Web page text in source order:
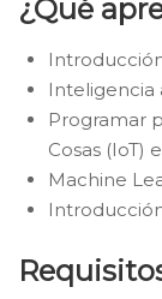
¿Qué
Inteligencia
Programar
Cosas (IoT)
Machine